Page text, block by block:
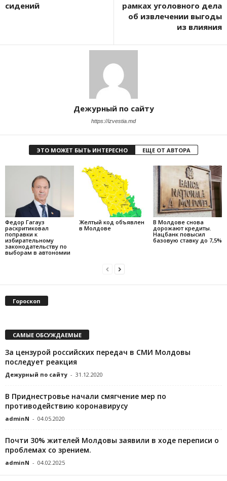
сидений
рамках уголовного дела
об извлечении выгоды
из влияния
Дежурный по сайту
https://izvestia.md
ЭТО МОЖЕТ БЫТЬ ИНТЕРЕСНО ЕЩЕ ОТ АВТОРА
Федор Гагауз
раскритиковал
поправки к
избирательному
законодательству по
выборам в автономии
Желтый код объявлен
в Молдове
В Молдове снова
дорожают кредиты.
Нацбанк повысил
базовую ставку до 7,5%
Гороскоп
САМЫЕ ОБСУЖДАЕМЫЕ
За цензурой российских передач в СМИ Молдовы
последует реакция
Дежурный по сайту - 31.12.2020
В Приднестровье начали смягчение мер по
противодействию коронавирусу
adminN - 04.05.2020
Почти 30% жителей Молдовы заявили в ходе переписи о
проблемах со зрением.
adminN - 04.02.2025